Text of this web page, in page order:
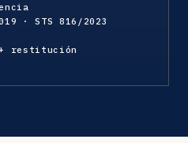
· STS 816/2023
restitución